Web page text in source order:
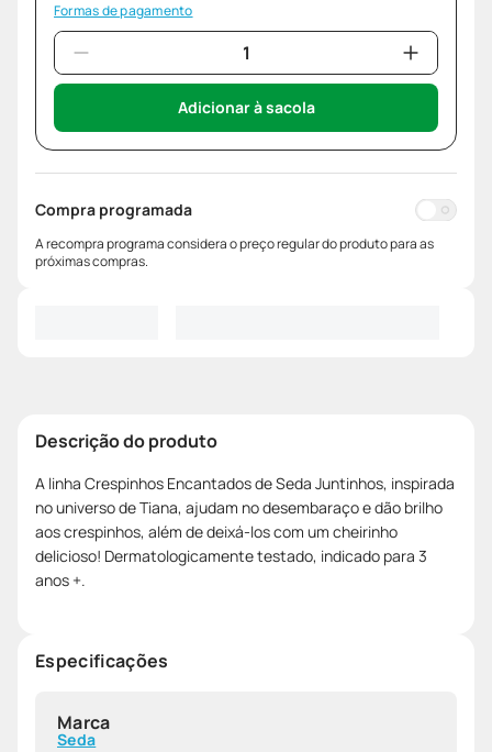
Formas de pagamento
Adicionar à sacola
Compra programada
A recompra programa considera o preço regular do produto para as
próximas compras.
Descrição do produto
A linha Crespinhos Encantados de Seda Juntinhos, inspirada
no universo de Tiana, ajudam no desembaraço e dão brilho
aos crespinhos, além de deixá-los com um cheirinho
delicioso! Dermatologicamente testado, indicado para 3
anos +.
Especificações
Marca
Seda